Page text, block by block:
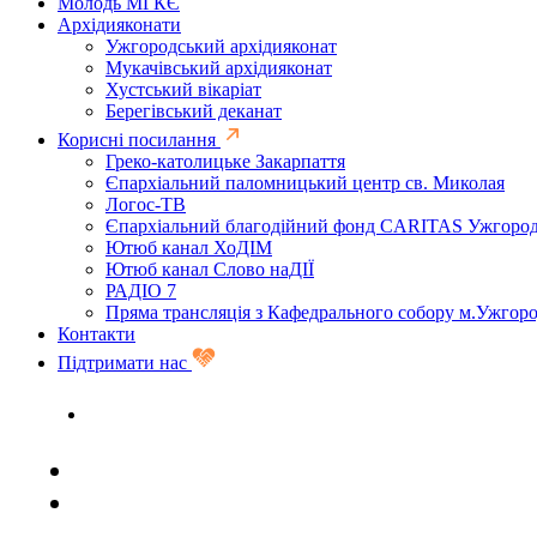
Архідияконати
Ужгородський архідияконат
Мукачівський архідияконат
Хустський вікаріат
Берегівський деканат
Корисні посилання
Греко-католицьке Закарпаття
Єпархіальний паломницький центр св. Миколая
Логос-ТВ
Єпархіальний благодійний фонд CARITAS
Ютюб канал ХоДІМ
Ютюб канал Слово наДІЇ
РАДІО 7
Пряма трансляція з Кафедрального собору
Контакти
Підтримати нас